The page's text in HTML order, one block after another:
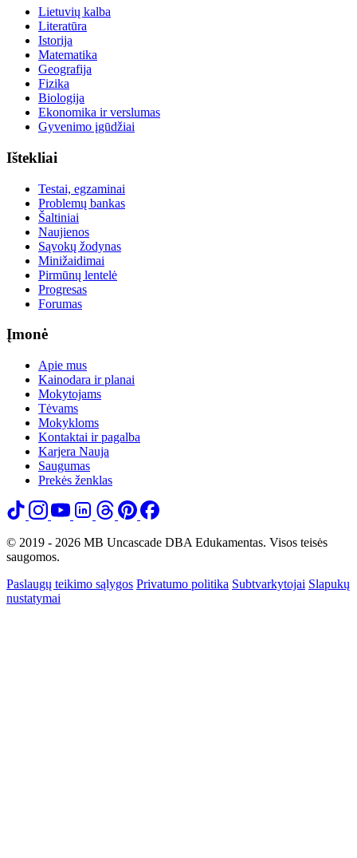
Lietuvių kalba
Literatūra
Istorija
Matematika
Geografija
Fizika
Biologija
Ekonomika ir verslumas
Gyvenimo įgūdžiai
Ištekliai
Testai, egzaminai
Problemų bankas
Šaltiniai
Naujienos
Sąvokų žodynas
Minižaidimai
Pirmūnų lentelė
Progresas
Forumas
Įmonė
Apie mus
Kainodara ir planai
Mokytojams
Tėvams
Mokykloms
Kontaktai ir pagalba
Karjera Nauja
Saugumas
Prekės ženklas
© 2019 - 2026 MB Uncascade DBA Edukamentas. Visos teisės
saugomos.
Paslaugų teikimo sąlygos Privatumo politika Subtvarkytojai Slapukų
nustatymai